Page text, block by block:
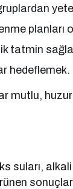
planları
tatmin
hedeflemek.
mutlu,
suları,